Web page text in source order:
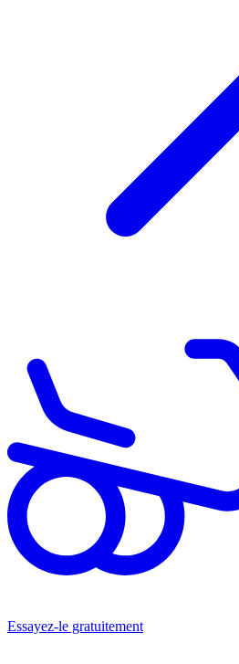
Essayez-le gratuitement